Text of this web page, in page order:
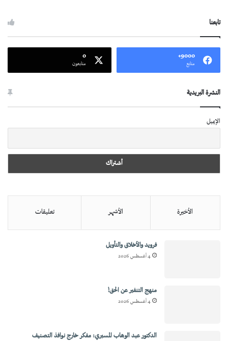
تابعنا
9000+
متابع
0
متابعون
النشرة البريدية
الإيميل
الأخيرة الأشهر تعليقات
فرويد والأخلاق والتأويل
4 أغسطس 2026
منهج التنفير عن الحق!
4 أغسطس 2026
الدكتور عبد الوهاب المسيري: مفكر خارج نوافذ التصنيف